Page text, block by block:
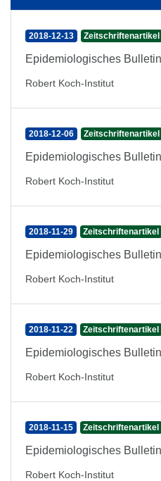
2018-12-13 Zeitschriftenartikel
Epidemiologisches
Robert Koch-Institut
2018-12-06 Zeitschriftenartikel
Epidemiologisches
Robert Koch-Institut
2018-11-29 Zeitschriftenartikel
Epidemiologisches
Robert Koch-Institut
2018-11-22 Zeitschriftenartikel
Epidemiologisches
Robert Koch-Institut
2018-11-15 Zeitschriftenartikel
Epidemiologisches
Robert Koch-Institut